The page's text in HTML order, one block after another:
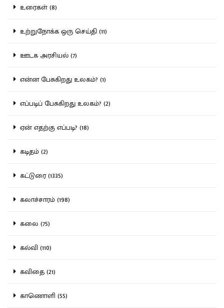
உரைகள் (8)
உற்றுநோக்க ஒரு செய்தி (11)
ஊடக அரசியல் (7)
என்ன பேசுகிறது உலகம்? (1)
எப்படிப் பேசுகிறது உலகம்? (2)
ஏன் எதற்கு எப்படி? (18)
கடிதம் (2)
கட்டுரை (1335)
கலாச்சாரம் (198)
கலை (75)
கல்வி (110)
கவிதை (21)
காணொளி (55)